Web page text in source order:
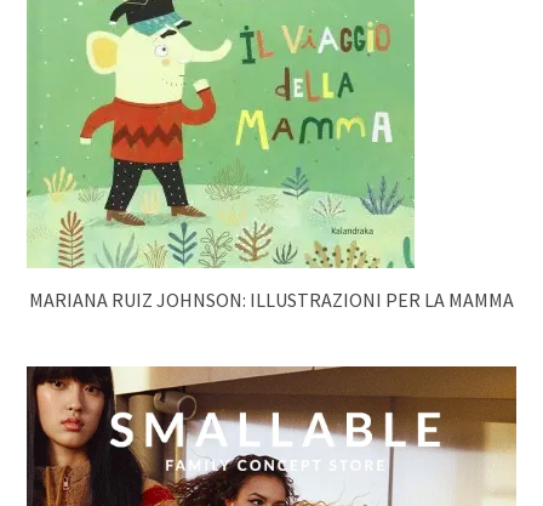
MARIANA RUIZ JOHNSON: ILLUSTRAZIONI PER LA MAMMA